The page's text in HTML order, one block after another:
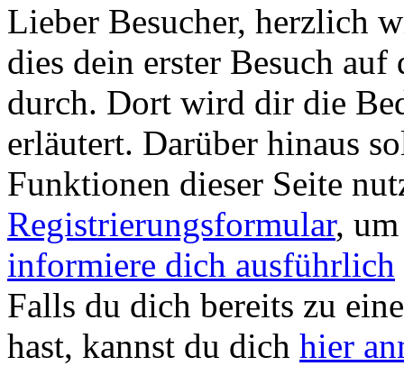
Lieber Besucher, herzlich
dies dein erster Besuch
durch. Dort wird dir die
erläutert. Darüber hinaus
Funktionen dieser Seite
Registrierungsformular,
informiere dich ausführlich
Falls du dich bereits zu
hast, kannst du dich hier